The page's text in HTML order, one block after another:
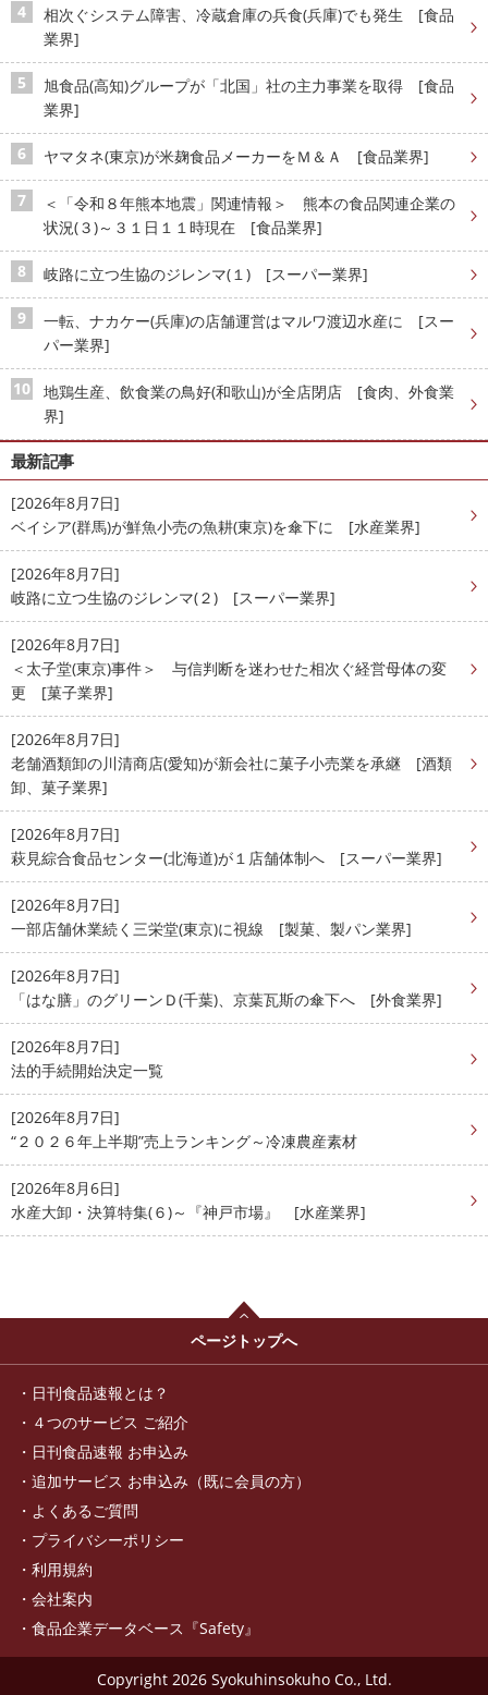
相次ぐシステム障害、冷蔵倉庫の兵食(兵庫)でも発生 [食品
業界]
旭食品(高知)グループが「北国」社の主力事業を取得 [食品
業界]
ヤマタネ(東京)が米麹食品メーカーをＭ＆Ａ [食品業界]
＜「令和８年熊本地震」関連情報＞ 熊本の食品関連企業の
状況(３)～３１日１１時現在 [食品業界]
岐路に立つ生協のジレンマ(１) [スーパー業界]
一転、ナカケー(兵庫)の店舗運営はマルワ渡辺水産に [スー
パー業界]
地鶏生産、飲食業の鳥好(和歌山)が全店閉店 [食肉、外食業
界]
最新記事
[2026年8月7日]
ベイシア(群馬)が鮮魚小売の魚耕(東京)を傘下に [水産業界]
[2026年8月7日]
岐路に立つ生協のジレンマ(２) [スーパー業界]
[2026年8月7日]
＜太子堂(東京)事件＞ 与信判断を迷わせた相次ぐ経営母体の変
更 [菓子業界]
[2026年8月7日]
老舗酒類卸の川清商店(愛知)が新会社に菓子小売業を承継 [酒類
卸、菓子業界]
[2026年8月7日]
萩見綜合食品センター(北海道)が１店舗体制へ [スーパー業界]
[2026年8月7日]
一部店舗休業続く三栄堂(東京)に視線 [製菓、製パン業界]
[2026年8月7日]
「はな膳」のグリーンＤ(千葉)、京葉瓦斯の傘下へ [外食業界]
[2026年8月7日]
法的手続開始決定一覧
[2026年8月7日]
“２０２６年上半期”売上ランキング～冷凍農産素材
[2026年8月6日]
水産大卸・決算特集(６)～『神戸市場』 [水産業界]
ページトップへ
日刊食品速報とは？
４つのサービス ご紹介
日刊食品速報 お申込み
追加サービス お申込み（既に会員の方）
よくあるご質問
プライバシーポリシー
利用規約
会社案内
食品企業データベース『Safety』
Copyright 2026 Syokuhinsokuho Co., Ltd.